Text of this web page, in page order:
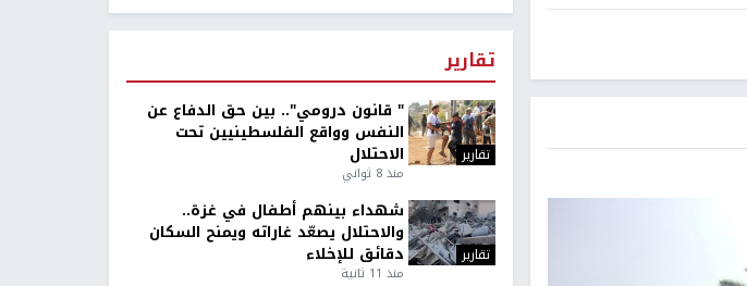
تقارير
تقارير
" قانون درومي".. بين حق الدفاع عن
النفس وواقع الفلسطينيين تحت
الاحتلال
منذ 8 ثواني
تقارير
شهداء بينهم أطفال في غزة..
والاحتلال يصعّد غاراته ويمنح السكان
دقائق للإخلاء
منذ 11 ثانية